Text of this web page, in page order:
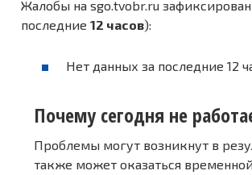
Жалобы на sgo.tvobr.ru
последние 12 часов):
Нет данных за последние 12
Почему сегодня не
Проблемы могут возникнут в
также может оказаться